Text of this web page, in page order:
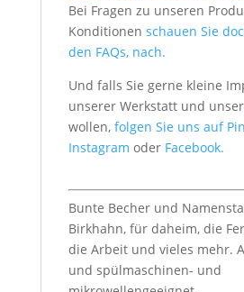
Bei Fragen zu unseren
Konditionen schauen Sie
den FAQs, nach.
Und falls Sie gerne kleine
unserer Werkstatt und
wollen,folgen Sie uns auf
Instagram oder Facebook.
Bunte Becher und
Birkhahn, für daheim, die
die Arbeit und vieles mehr.
und spülmaschinen- und